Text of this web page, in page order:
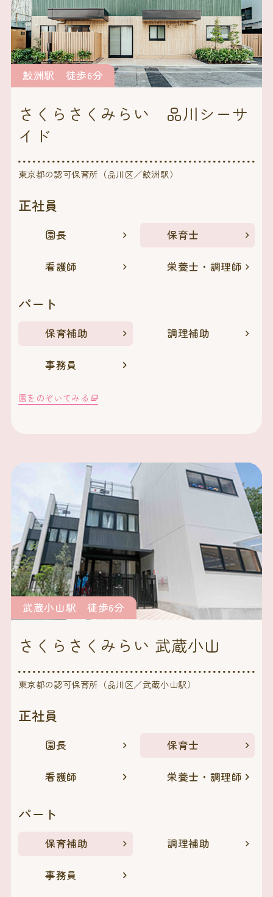
鮫洲駅 徒歩6分
さくらさくみらい 品川シーサ
イド
東京都の認可保育所（品川区／鮫洲駅）
正社員
園長 保育士
看護師 栄養士・調理師
パート
保育補助 調理補助
事務員
園をのぞいてみる
武蔵小山駅 徒歩6分
さくらさくみらい 武蔵小山
東京都の認可保育所（品川区／武蔵小山駅）
正社員
園長 保育士
看護師 栄養士・調理師
パート
保育補助 調理補助
事務員